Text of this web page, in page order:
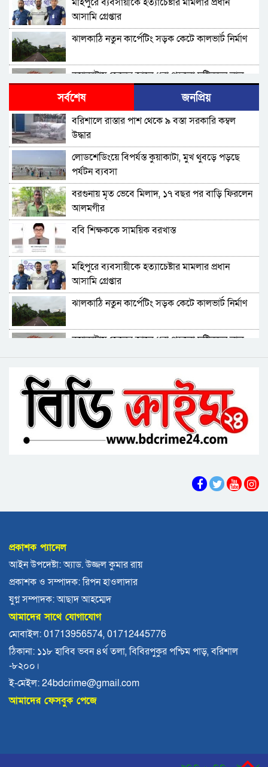
মহিপুরে ব্যবসায়ীকে হত্যাচেষ্টার মামলার প্রধান
আসামি গ্রেপ্তার
ঝালকাঠি নতুন কার্পেটিং সড়ক কেটে কালভার্ট নির্মাণ
কুয়াকাটায় জেলের জালে ধরা পড়লো দৃষ্টিনন্দন লাল
কোট ফিস
বরিশালে বকেয়া বেতনসহ, আট দফা দাবিতে
শ্রমিকদের সড়ক অবরোধ
বরিশালে ৬৪৭ কোটি টাকার বাজেট, স্মার্ট নগর গড়ার
অঙ্গীকার
চরফ্যাশনের ইউএনও খাল খননের ১ কোটি টাকা ফিরত
দিলেন রাষ্ট্রীয় কোষাগারে
আমতলীতে গৃহবধূকে শ্বসরোধে হত্যার অভিযোগ
ঝালকাঠিতে শ্যালকের স্ত্রীর ব্লেডের আঘাতে ননদ
জামাইয়ের গোপাঙ্গ কর্তন
বিএম কলে‌জ হো‌স্টেলঃ ছাত্রাবা‌সের ছাদের পলেস্তারা
খসে শিক্ষার্থী আহত
বরিশালে নিখোঁজের পর ডোবা থেকে বৃদ্ধের মরদেহ
বরিশালে তথ্যমন্ত্রী
সর্বশেষ জনপ্রিয়
বরিশালে রাস্তার পাশ থেকে ৯ বস্তা সরকারি কম্বল
উদ্ধার
লোডশেডিংয়ে বিপর্যস্ত কুয়াকাটা, মুখ থুবড়ে পড়ছে
পর্যটন ব্যবসা
বরগুনায় মৃত ভেবে মিলাদ, ১৭ বছর পর বাড়ি ফিরলেন
আলমগীর
ববি শিক্ষককে সাময়িক বরখাস্ত
মহিপুরে ব্যবসায়ীকে হত্যাচেষ্টার মামলার প্রধান
আসামি গ্রেপ্তার
ঝালকাঠি নতুন কার্পেটিং সড়ক কেটে কালভার্ট নির্মাণ
কুয়াকাটায় জেলের জালে ধরা পড়লো দৃষ্টিনন্দন লাল
বরিশালে বকেয়া বেতনসহ, আট দফা দাবিতে
শ্রমিকদের সড়ক অবরোধ
বরিশালে ৬৪৭ কোটি টাকার বাজেট, স্মার্ট নগর গড়ার
অঙ্গীকার
আমতলীতে গৃহবধূকে শ্বসরোধে হত্যার অভিযোগ
বিএম কলে‌জ হো‌স্টেলঃ ছাত্রাবা‌সের ছাদের পলেস্তারা
খসে শিক্ষার্থী আহত
বরিশালে নিখোঁজের পর ডোবা থেকে বৃদ্ধের মরদেহ
উদ্ধার
দেশে একটি দায়িত্বশীল গণমাধ্যম থাকা দরকার:
বরিশালে তথ্যমন্ত্রী
সাংবাদিক কে এম বাচ্চুর ওপর হাতুড়ি হামলা:যুবদল ও
প্রকাশক প্যানেল
আইন উপদেষ্টা: অ্যাড. উজ্জল কুমার রায়
প্রকাশক ও সম্পাদক: রিপন হাওলাদার
যুগ্ন সম্পাদক: আছাদ আহম্মেদ
আমাদের সাথে যোগাযোগ
মোবাইল: 01713956574, 01712445776
ঠিকানা: ১১৮ হাবিব ভবন ৪র্থ তলা, বিবিরপুকুর পশ্চিম পাড়, বরিশাল
-৮২০০।
ই-মেইল: 24bdcrime@gmail.com
আমাদের ফেসবুক পেজে